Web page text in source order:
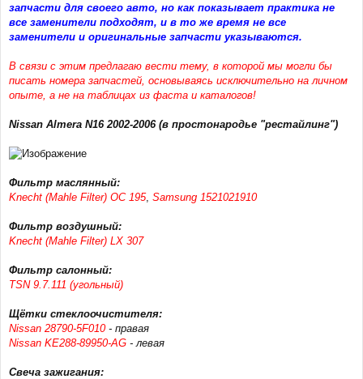
щ
е
и
запчасти для своего авто, но как показывает практика не
все заменители подходят, и в то же время не все
заменители и оригинальные запчасти указываются.
В связи с этим предлагаю вести тему, в которой мы могли бы
писать номера запчастей, основываясь исключительно на личном
опыте, а не на таблицах из фаста и каталогов!
Nissan Almera N16 2002-2006 (в простонародье "рестайлинг")
Фильтр маслянный:
Knecht (Mahle Filter) OC 195, Samsung 1521021910
Фильтр воздушный:
Knecht (Mahle Filter) LX 307
Фильтр салонный:
TSN 9.7.111 (угольный)
Щётки стеклоочистителя:
Nissan 28790-5F010- правая
Nissan KE288-89950-AG - левая
Свеча зажигания: